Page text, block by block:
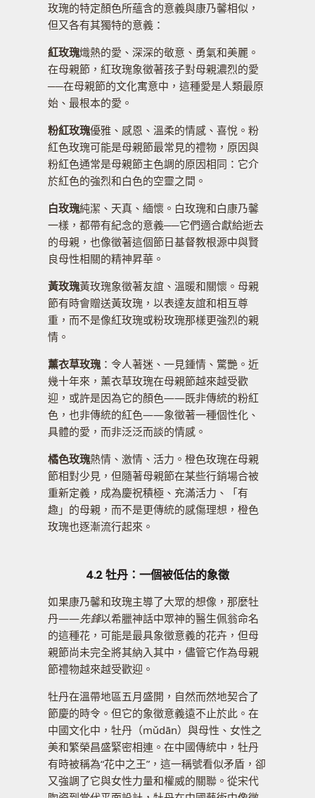
玫瑰的特定顏色所蘊含的意義與康乃馨相似，
但又各有其獨特的意義：
紅玫瑰熾熱的愛、深深的敬意、勇氣和美麗。
在母親節，紅玫瑰象徵著孩子對母親濃烈的愛
──在母親節的文化寓意中，這種愛是人類最原
始、最根本的愛。
粉紅玫瑰優雅、感恩、溫柔的情感、喜悅。粉
紅色玫瑰可能是母親節最常見的禮物，原因與
粉紅色通常是母親節主色調的原因相同：它介
於紅色的強烈和白色的空靈之間。
白玫瑰純潔、天真、緬懷。白玫瑰和白康乃馨
一樣，都帶有紀念的意義──它們適合獻給逝去
的母親，也像徵著這個節日基督教根源中與賢
良母性相關的精神昇華。
黃玫瑰黃玫瑰象徵著友誼、溫暖和關懷。母親
節有時會贈送黃玫瑰，以表達友誼和相互尊
重，而不是像紅玫瑰或粉玫瑰那樣更強烈的親
情。
薰衣草玫瑰 ：令人著迷、一見鍾情、驚艷。近
幾十年來，薰衣草玫瑰在母親節越來越受歡
迎，或許是因為它的顏色——既非傳統的粉紅
色，也非傳統的紅色——象徵著一種個性化、
具體的愛，而非泛泛而談的情感。
橘色玫瑰熱情、激情、活力。橙色玫瑰在母親
節相對少見，但隨著母親節在某些行銷場合被
重新定義，成為慶祝積極、充滿活力、「有
趣」的母親，而不是更傳統的感傷理想，橙色
玫瑰也逐漸流行起來。
4.2 牡丹：一個被低估的象徵
如果康乃馨和玫瑰主導了大眾的想像，那麼牡
丹——先鋒以希臘神話中眾神的醫生佩翁命名
的這種花，可能是最具象徵意義的花卉，但母
親節尚未完全將其納入其中，儘管它作為母親
節禮物越來越受歡迎。
牡丹在溫帶地區五月盛開，自然而然地契合了
節慶的時令。但它的象徵意義遠不止於此。在
中國文化中，牡丹（mǔdān）與母性、女性之
美和繁榮昌盛緊密相連。在中國傳統中，牡丹
有時被稱為“花中之王”，這一稱號看似矛盾，卻
又強調了它與女性力量和權威的關聯。從宋代